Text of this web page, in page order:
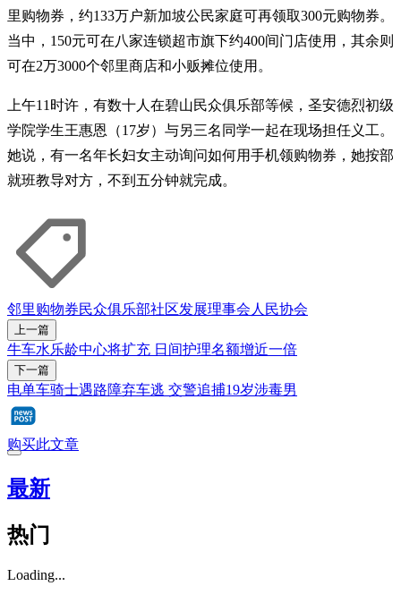
里购物券，约133万户新加坡公民家庭可再领取300元购物券。
当中，150元可在八家连锁超市旗下约400间门店使用，其余则
可在2万3000个邻里商店和小贩摊位使用。
上午11时许，有数十人在碧山民众俱乐部等候，圣安德烈初级
学院学生王惠恩（17岁）与另三名同学一起在现场担任义工。
她说，有一名年长妇女主动询问如何用手机领购物券，她按部
就班教导对方，不到五分钟就完成。
邻里购物券民众俱乐部社区发展理事会人民协会
上一篇
牛车水乐龄中心将扩充 日间护理名额增近一倍
下一篇
电单车骑士遇路障弃车逃 交警追捕19岁涉毒男
购买此文章
最新
热门
Loading...